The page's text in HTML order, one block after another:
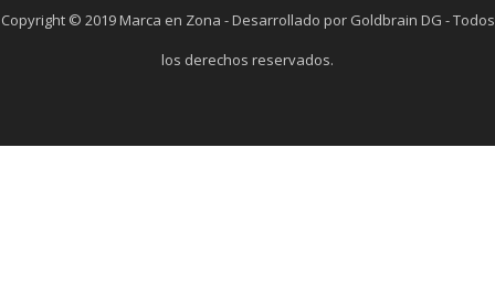
Copyright © 2019 Marca en Zona - Desarrollado por Goldbrain DG - Todos
los derechos reservados.